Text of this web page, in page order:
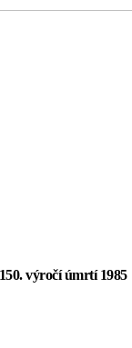
výročí úmrtí 1985